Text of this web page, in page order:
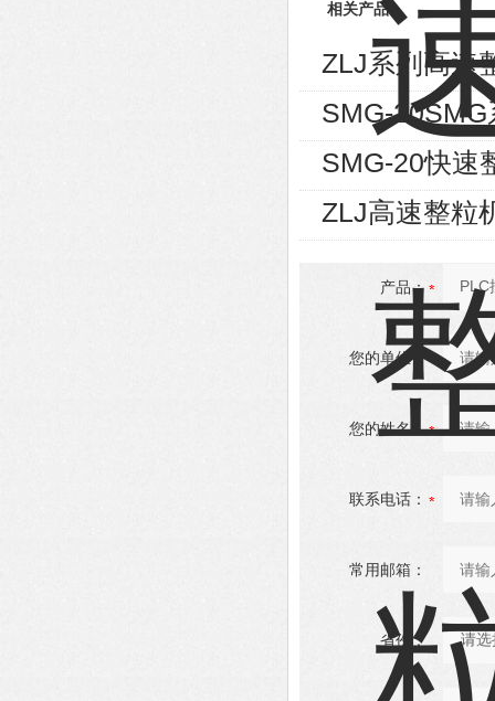
相关产品
ZLJ系列高速
SMG-
SMG-20快速
ZLJ高速整粒
产品：
您的单位：
您的姓名：
联系电话：
常用邮箱：
省份：